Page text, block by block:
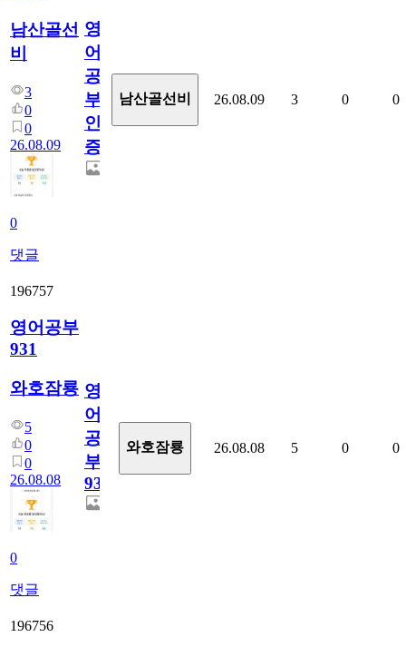
남산골선
비
3
0
0
26.08.09
0
댓글
영
어
공
부
인
증
남산골선비 26.08.09 3 0 0
196757
영어공부
931
와호잠룡
5
0
0
26.08.08
0
댓글
영
어
공
부
931
와호잠룡 26.08.08 5 0 0
196756